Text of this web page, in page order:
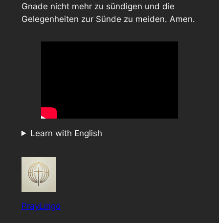
Gnade nicht mehr zu sündigen und die
Gelegenheiten zur Sünde zu meiden. Amen.
Learn with English
PrayLingo